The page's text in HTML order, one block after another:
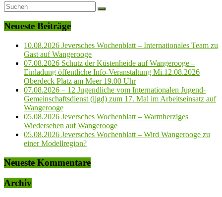
Neueste Beiträge
10.08.2026 Jeversches Wochenblatt – Internationales Team zu
Gast auf Wangerooge
07.08.2026 Schutz der Küstenheide auf Wangerooge –
Einladung öffentliche Info-Veranstaltung Mi.12.08.2026
Oberdeck Platz am Meer 19.00 Uhr
07.08.2026 – 12 Jugendliche vom Internationalen Jugend-
Gemeinschaftsdienst (ijgd) zum 17. Mal im Arbeitseinsatz auf
Wangerooge
05.08.2026 Jeversches Wochenblatt – Warmherziges
Wiedersehen auf Wangerooge
05.08.2026 Jeversches Wochenblatt – Wird Wangerooge zu
einer Modellregion?
Neueste Kommentare
Archiv